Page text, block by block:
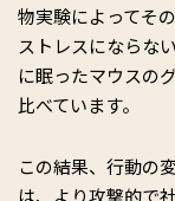
物実験によってそ
ストレスにならな
に眠ったマウスの
比べています。
この結果、行動の
は、より攻撃的で